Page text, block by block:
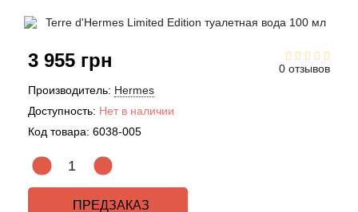
0 отзывов
3 955 грн
Производитель: Hermes
Доступность: Нет в наличии
Код товара: 6038-005
ПРЕДЗАКАЗ
Absolument Parfumeur
Acca Kappa
Acqua di Parma
Acqua di Sardegna
Статьи